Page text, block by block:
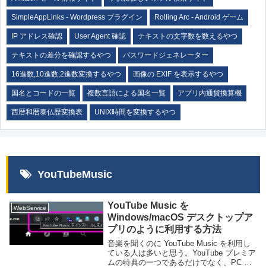
SimpleAppLinks - Wordpress プラグイン Rolling Arc - Android ゲーム
IP アドレス確認 User Agent 確認 テキストの文字数を数えるやつ
テキストの差分を確認するやつ パスワードジェネレーター
16進数,10進数,2進数変換するやつ 画像の EXIF を表示するやつ
国名とコードの一覧 複数言語による国名一覧 アプリ内通貨換算機
西暦和暦泰仏歴変換表 UNIX時間を変換するやつ
YouTubeMusic
WebService
YouTube Music を
Windows/macOS デスクトップア
プリのように利用する方法
音楽を聞くのに YouTube Music を利用し
ている人は多いと思う。YouTube プレミア
ムの特典の一つであるだけでなく、PC 版